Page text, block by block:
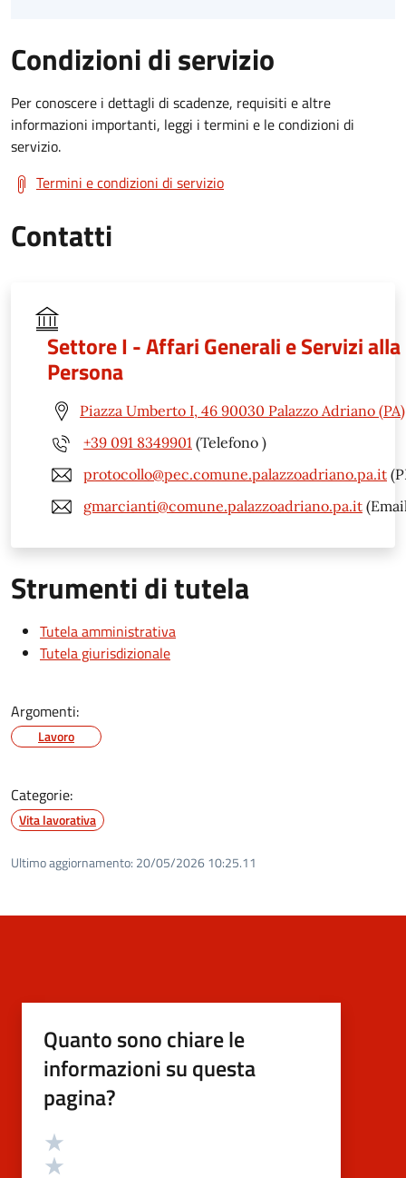
Condizioni di servizio
Per conoscere i dettagli di scadenze, requisiti e altre
informazioni importanti, leggi i termini e le condizioni di
servizio.
Termini e condizioni di servizio
Contatti
Settore I - Affari Generali e Servizi alla
Persona
Piazza Umberto I, 46 90030 Palazzo Adriano (PA)
+39 091 8349901 (Telefono )
protocollo@pec.comune.palazzoadriano.pa.it
gmarcianti@comune.palazzoadriano.pa.it
Strumenti di tutela
Tutela amministrativa
Tutela giurisdizionale
Argomenti:
Lavoro
Categorie:
Vita lavorativa
Ultimo aggiornamento: 20/05/2026 10:25.11
Quanto sono chiare le
informazioni su questa
pagina?
Valutazione